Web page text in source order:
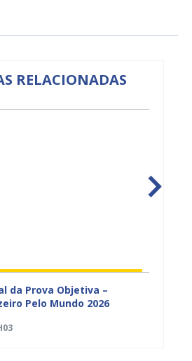
RELACIONADAS
da Prova Objetiva –
Pelo Mundo 2026